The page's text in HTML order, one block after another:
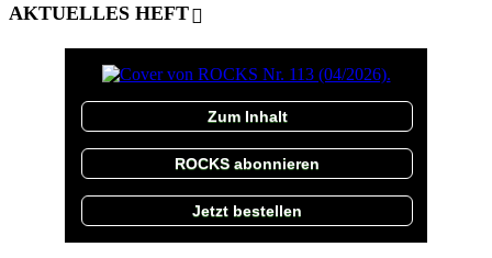
AKTUELLES HEFT
Zum Inhalt
ROCKS abonnieren
Jetzt bestellen